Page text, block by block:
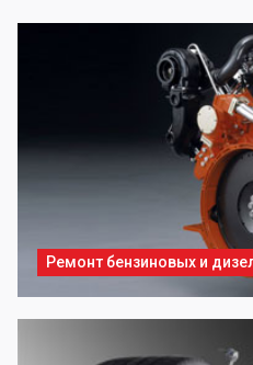
Ремонт бензиновых и